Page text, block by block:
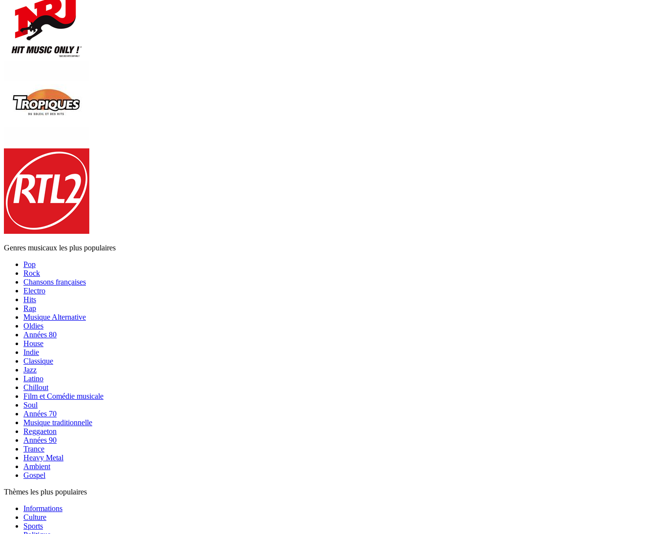
Genres musicaux les plus populaires
Pop
Rock
Chansons françaises
Electro
Hits
Rap
Musique Alternative
Oldies
Années 80
House
Indie
Classique
Jazz
Latino
Chillout
Film et Comédie musicale
Soul
Années 70
Musique traditionnelle
Reggaeton
Années 90
Trance
Heavy Metal
Ambient
Gospel
Thèmes les plus populaires
Informations
Culture
Sports